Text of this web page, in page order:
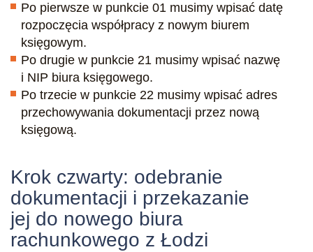
Po pierwsze w punkcie 01 musimy wpisać datę
rozpoczęcia współpracy z nowym biurem
księgowym.
Po drugie w punkcie 21 musimy wpisać nazwę
i NIP biura księgowego.
Po trzecie w punkcie 22 musimy wpisać adres
przechowywania dokumentacji przez nową
księgową.
Krok czwarty: odebranie
dokumentacji i przekazanie
jej do nowego biura
rachunkowego z Łodzi